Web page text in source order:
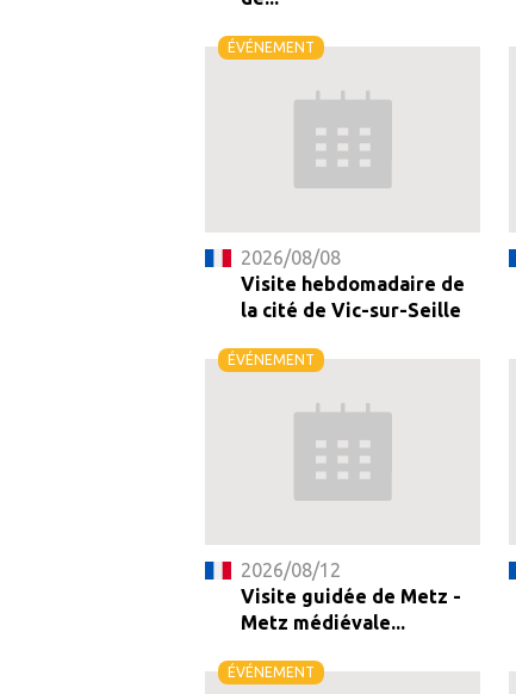
ÉVÉNEMENT
2026/08/08
Visite hebdomadaire de
la cité de Vic-sur-Seille
ÉVÉNEMENT
2026/08/12
Visite guidée de Metz -
Metz médiévale...
ÉVÉNEMENT